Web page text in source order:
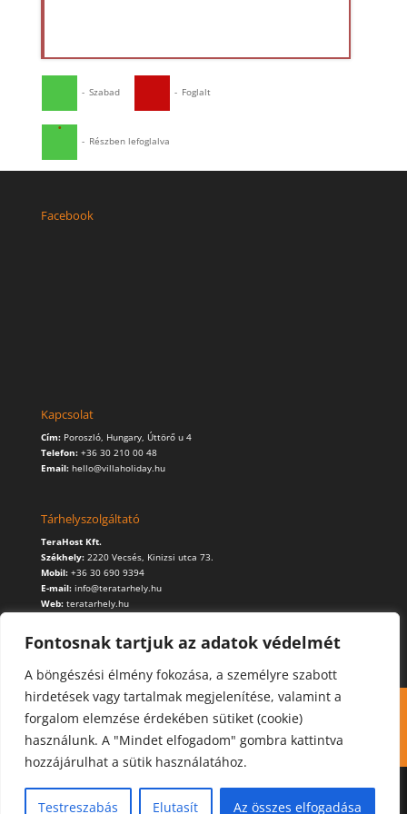
Fontosnak tartjuk az adatok védelmét
A böngészési élmény fokozása, a személyre szabott
hirdetések vagy tartalmak megjelenítése, valamint a
forgalom elemzése érdekében sütiket (cookie)
használunk. A "Mindet elfogadom" gombra kattintva
hozzájárulhat a sütik használatához.
Testreszabás Elutasít Az összes elfogadása
- Szabad - Foglalt
·
- Részben lefoglalva
Facebook
Kapcsolat
Cím: Poroszló, Hungary, Úttörő u 4
Telefon: +36 30 210 00 48
Email: hello@villaholiday.hu
Tárhelyszolgáltató
TeraHost Kft.
Székhely: 2220 Vecsés, Kinizsi utca 73.
Mobil: +36 30 690 9394
E-mail: info@teratarhely.hu
Web: teratarhely.hu
Kapcsolat Foglalás
Cookie (süti) használat
Adatvédelmi szabályzat